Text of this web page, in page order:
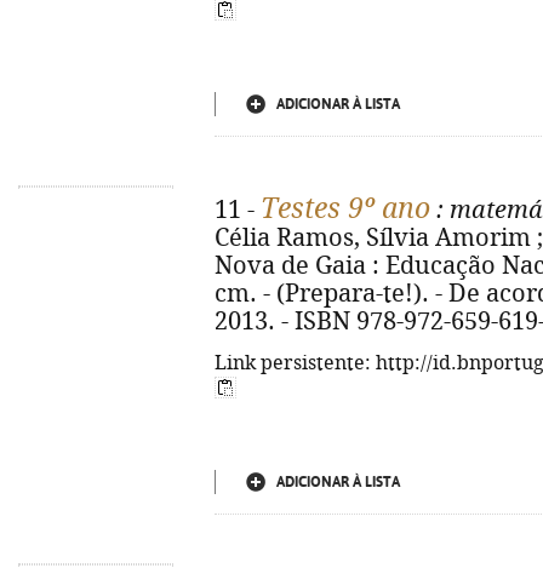
ADICIONAR À LISTA
11 - Testes 9º ano :
Célia Ramos, Sílvia
Nova de Gaia : Educação
cm. - (Prepara-te!). - De
2013. - ISBN 978-972-659-
Link persistente: http://
ADICIONAR À LISTA